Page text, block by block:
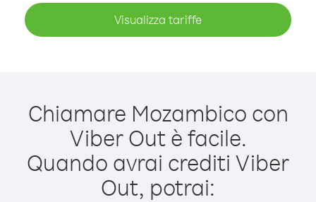
Visualizza tariffe
Chiamare Mozambico con
Viber Out è facile.
Quando avrai crediti Viber
Out, potrai: